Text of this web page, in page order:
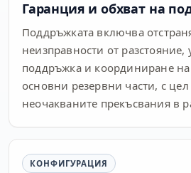
Гаранция и обхват на
Поддръжката включва
неизправности от разстояние,
поддръжка и координиране на
основни резервни части, с
неочакваните прекъсвания в
КОНФИГУРАЦИЯ